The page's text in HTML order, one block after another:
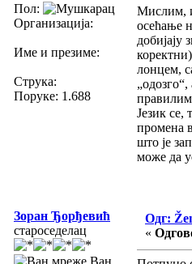
Пол:
Организација:
Име и презиме:
Струка:
Поруке: 1.688
Мислим,
осећање
лонцем,
Језик се,
промена
што је
може да
Зоран Ђорђевић
староседелац
Ван
Одг:
«